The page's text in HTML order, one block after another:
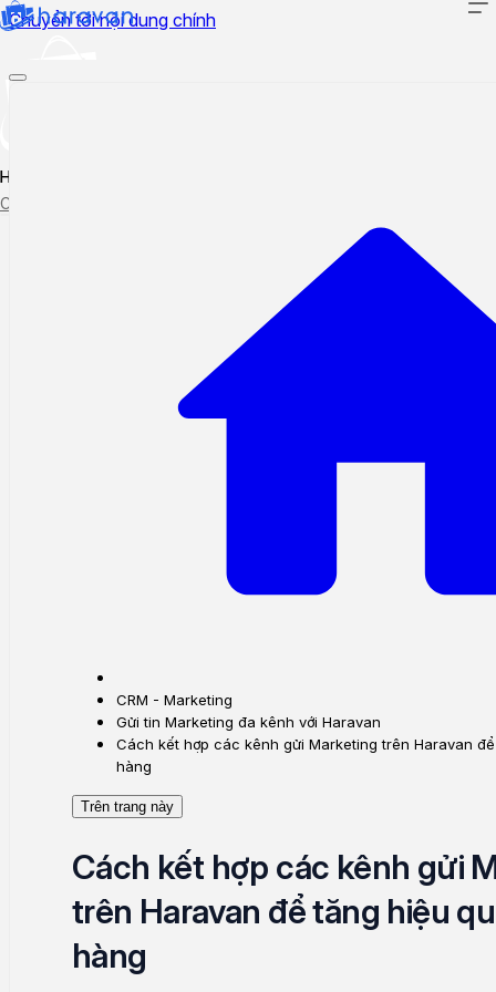
Chuyển tới nội dung chính
Hướng dẫn sử dụng
Cập nhật tính năng mới
CRM - Marketing
Gửi tin Marketing đa kênh với Haravan
Cách kết hợp các kênh gửi Marketing trên Haravan
hàng
Trên trang này
Cách kết hợp các kênh gửi
trên Haravan để tăng hiệu
hàng